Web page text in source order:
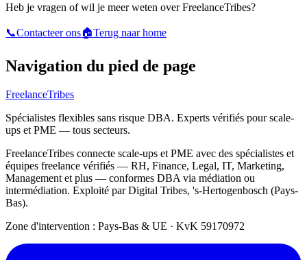
Heb je vragen of wil je meer weten over FreelanceTribes?
📞Contacteer ons🏠Terug naar home
Navigation du pied de page
FreelanceTribes
Spécialistes flexibles sans risque DBA. Experts vérifiés pour scale-
ups et PME — tous secteurs.
FreelanceTribes connecte scale-ups et PME avec des spécialistes et
équipes freelance vérifiés — RH, Finance, Legal, IT, Marketing,
Management et plus — conformes DBA via médiation ou
intermédiation. Exploité par Digital Tribes, 's-Hertogenbosch (Pays-
Bas).
Zone d'intervention : Pays-Bas & UE · KvK 59170972